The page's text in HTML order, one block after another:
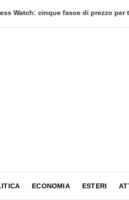
un nuovo appuntamento in
ECONOMIA ESTERI